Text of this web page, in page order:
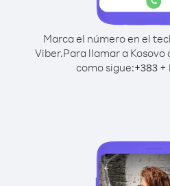
Marca el número en el
Viber.Para llamar a
como sigue:+383+